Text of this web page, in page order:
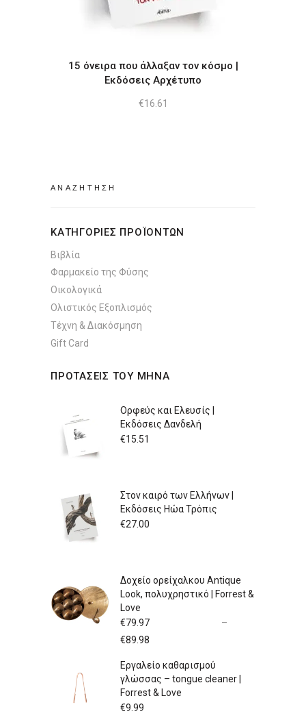
15 όνειρα που άλλαξαν τον κόσμο |
Εκδόσεις Αρχέτυπο
€16.61
ΚΑΤΗΓΟΡΙΕΣ ΠΡΟΪΟΝΤΩΝ
Βιβλία
Φαρμακείο της Φύσης
Οικολογικά
Ολιστικός Εξοπλισμός
Τέχνη & Διακόσμηση
Gift Card
ΠΡΟΤΑΣΕΙΣ ΤΟΥ ΜΗΝΑ
Ορφεύς και Ελευσίς |
Εκδόσεις Δανδελή
€15.51
Στον καιρό των Ελλήνων |
Εκδόσεις Ηώα Τρόπις
€27.00
Δοχείο ορείχαλκου Antique
Look, πολυχρηστικό | Forrest &
Love
€79.97
–
€89.98
through
Εργαλείο καθαρισμού
γλώσσας – tongue cleaner |
Forrest & Love
€9.99